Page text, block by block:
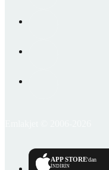
APP STORE'dan
İNDİRİN